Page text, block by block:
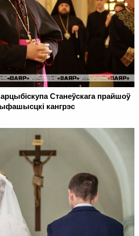
Станеўскага прайшоў
кангрэс